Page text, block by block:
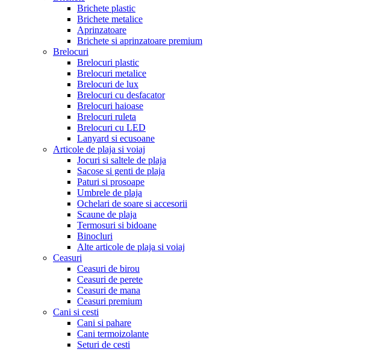
Brichete plastic
Brichete metalice
Aprinzatoare
Brichete si aprinzatoare premium
Brelocuri
Brelocuri plastic
Brelocuri metalice
Brelocuri de lux
Brelocuri cu desfacator
Brelocuri haioase
Brelocuri ruleta
Brelocuri cu LED
Lanyard si ecusoane
Articole de plaja si voiaj
Jocuri si saltele de plaja
Sacose si genti de plaja
Paturi si prosoape
Umbrele de plaja
Ochelari de soare si accesorii
Scaune de plaja
Termosuri si bidoane
Binocluri
Alte articole de plaja si voiaj
Ceasuri
Ceasuri de birou
Ceasuri de perete
Ceasuri de mana
Ceasuri premium
Cani si cesti
Cani si pahare
Cani termoizolante
Seturi de cesti